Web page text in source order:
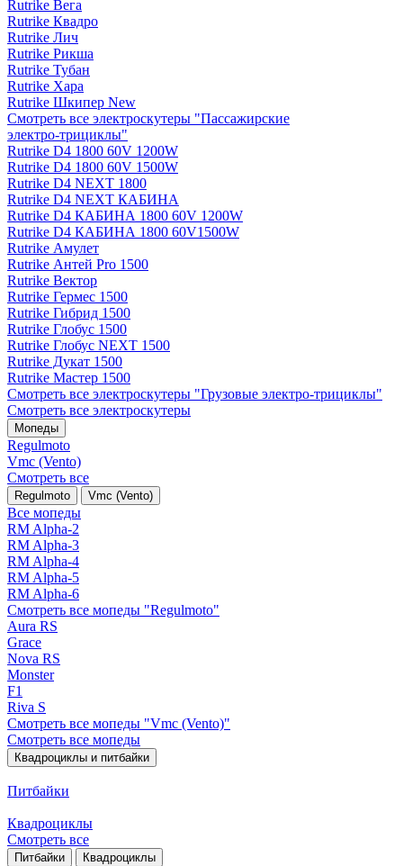
Rutrike Вега
Rutrike Квадро
Rutrike Лич
Rutrike Рикша
Rutrike Тубан
Rutrike Хара
Rutrike Шкипер New
Смотреть все электро­скутеры "Пассажирские
электро‑трициклы"
Rutrike D4 1800 60V 1200W
Rutrike D4 1800 60V 1500W
Rutrike D4 NEXT 1800
Rutrike D4 NEXT КАБИНА
Rutrike D4 КАБИНА 1800 60V 1200W
Rutrike D4 КАБИНА 1800 60V1500W
Rutrike Амулет
Rutrike Антей Pro 1500
Rutrike Вектор
Rutrike Гермес 1500
Rutrike Гибрид 1500
Rutrike Глобус 1500
Rutrike Глобус NEXT 1500
Rutrike Дукат 1500
Rutrike Мастер 1500
Смотреть все электро­скутеры "Грузовые электро‑трициклы"
Смотреть все электро­скутеры
Мопеды
Regulmoto
Vmc (Vento)
Смотреть все
Regulmoto Vmc (Vento)
Все мопеды
RM Alpha-2
RM Alpha-3
RM Alpha-4
RM Alpha-5
RM Alpha-6
Смотреть все мопеды "Regulmoto"
Aura RS
Grace
Nova RS
Monster
F1
Riva S
Смотреть все мопеды "Vmc (Vento)"
Смотреть все мопеды
Квадроциклы и питбайки
Питбайки
Квадроциклы
Смотреть все
Питбайки Квадроциклы